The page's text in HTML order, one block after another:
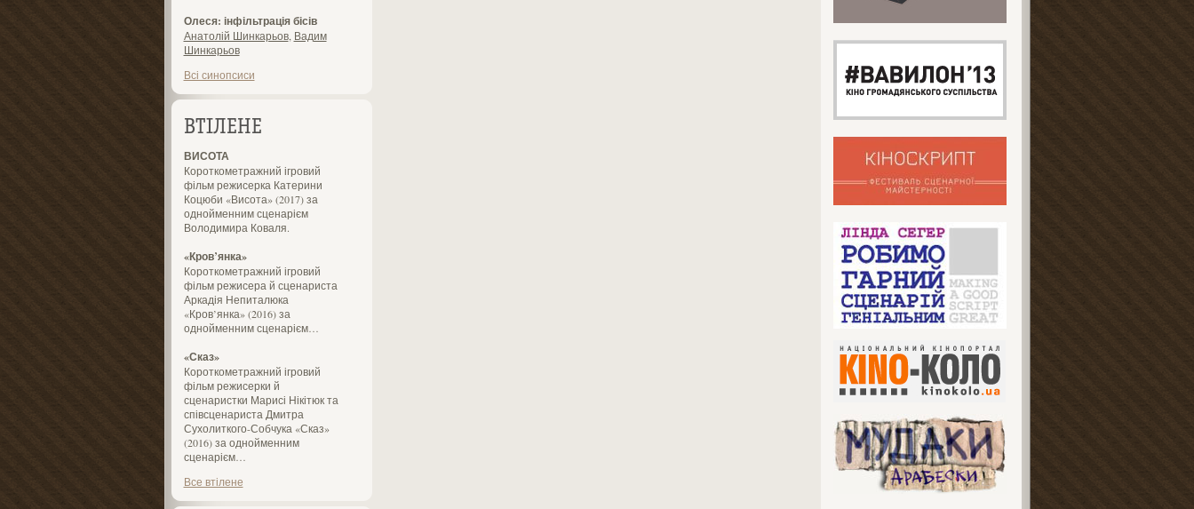
Олеся: інфільтрація бісів
Анатолій Шинкарьов, Вадим
Шинкарьов
Всі синопсиси
ВТІЛЕНЕ
ВИСОТА
Короткометражний ігровий
фільм режисерка Катерини
Коцюби «Висота» (2017) за
однойменним сценарієм
Володимира Коваля.
«Кров’янка»
Короткометражний ігровий
фільм режисера й сценариста
Аркадія Непиталюка
«Кров’янка» (2016) за
однойменним сценарієм…
«Сказ»
Короткометражний ігровий
фільм режисерки й
сценаристки Марисі Нікітюк та
співсценариста Дмитра
Сухолиткого-Собчука «Сказ»
(2016) за однойменним
сценарієм…
Все втілене